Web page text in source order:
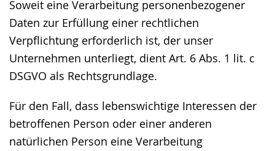
Soweit eine Verarbeitung personenbezogener
Daten zur Erfüllung einer rechtlichen
Verpflichtung erforderlich ist, der unser
Unternehmen unterliegt, dient Art. 6 Abs. 1 lit. c
DSGVO als Rechtsgrundlage.
Für den Fall, dass lebenswichtige Interessen der
betroffenen Person oder einer anderen
natürlichen Person eine Verarbeitung